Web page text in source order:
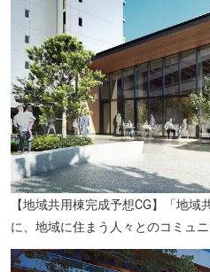
【地域共用棟完成予想CG】「地
に、地域に住まう人々とのコミュ